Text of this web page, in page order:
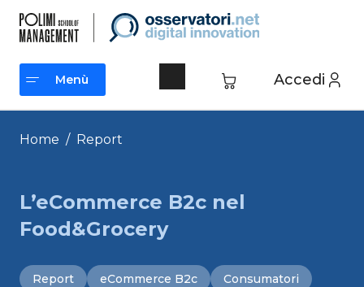
contenuto
Accedi
Menù
Menù
Home / Report
L’eCommerce B2c nel
Food&Grocery
Report eCommerce B2c Consumatori